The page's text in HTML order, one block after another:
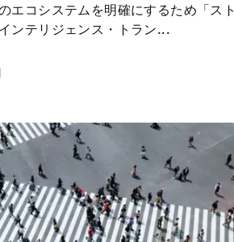
エコシステムを明確にするため「スト
ンテリジェンス・トラン...